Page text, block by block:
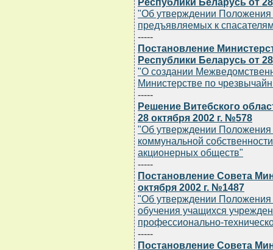
"Об утверждении
предъявляемых к
-----
Постановление
Республики Беларусь от
"О создании
Министерстве по
-----
Решение Витебского
28 октября 2002 г. №578
"Об утверждении Положения
коммунальной
акционерных обществ"
-----
Постановление Совета
октября 2002 г. №1487
"Об утверждении Положения
обучения учащихся
профессионально-
-----
Постановление Совета